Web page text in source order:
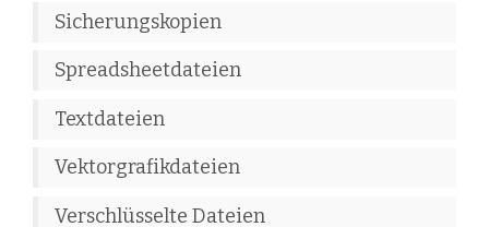
Sicherungskopien
Spreadsheetdateien
Textdateien
Vektorgrafikdateien
Verschlüsselte Dateien